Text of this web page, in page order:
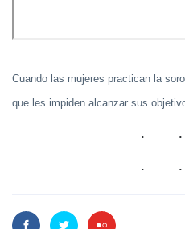
Cuando las mujeres practican la
que les impiden alcanzar sus